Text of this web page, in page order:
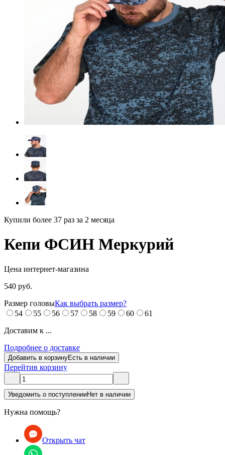
Купили более 37 раз за 2 месяца
Кепи ФСИН Меркурий
Цена интернет-магазина
540 руб.
Размер головыКак выбрать размер?
54
55 56 57 58 59 60
61
Доставим к ...
Подробнее о доставке
Добавить в корзинуЕсть в наличии
Перейтив корзину
Уведомить о поступленииНет в наличии
Нужна помощь?
Открыть чат